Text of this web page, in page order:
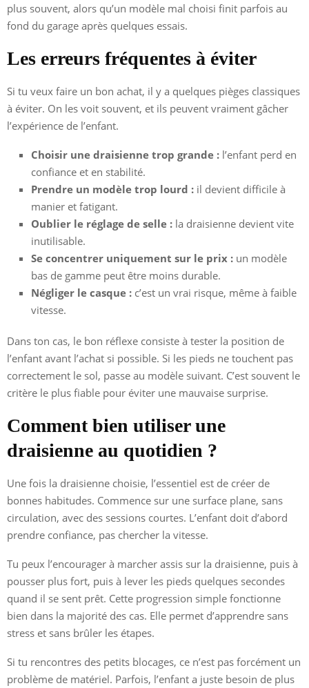
plus souvent, alors qu’un modèle mal choisi finit parfois au
fond du garage après quelques essais.
Les erreurs fréquentes à éviter
Si tu veux faire un bon achat, il y a quelques pièges classiques
à éviter. On les voit souvent, et ils peuvent vraiment gâcher
l’expérience de l’enfant.
Choisir une draisienne trop grande : l’enfant perd en
confiance et en stabilité.
Prendre un modèle trop lourd : il devient difficile à
manier et fatigant.
Oublier le réglage de selle : la draisienne devient vite
inutilisable.
Se concentrer uniquement sur le prix : un modèle
bas de gamme peut être moins durable.
Négliger le casque : c’est un vrai risque, même à faible
vitesse.
Dans ton cas, le bon réflexe consiste à tester la position de
l’enfant avant l’achat si possible. Si les pieds ne touchent pas
correctement le sol, passe au modèle suivant. C’est souvent le
critère le plus fiable pour éviter une mauvaise surprise.
Comment bien utiliser une
draisienne au quotidien ?
Une fois la draisienne choisie, l’essentiel est de créer de
bonnes habitudes. Commence sur une surface plane, sans
circulation, avec des sessions courtes. L’enfant doit d’abord
prendre confiance, pas chercher la vitesse.
Tu peux l’encourager à marcher assis sur la draisienne, puis à
pousser plus fort, puis à lever les pieds quelques secondes
quand il se sent prêt. Cette progression simple fonctionne
bien dans la majorité des cas. Elle permet d’apprendre sans
stress et sans brûler les étapes.
Si tu rencontres des petits blocages, ce n’est pas forcément un
problème de matériel. Parfois, l’enfant a juste besoin de plus